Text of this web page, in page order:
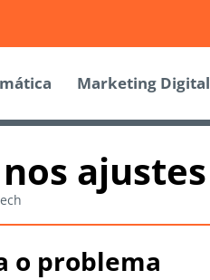
Marketing Digital
ajustes
o problema